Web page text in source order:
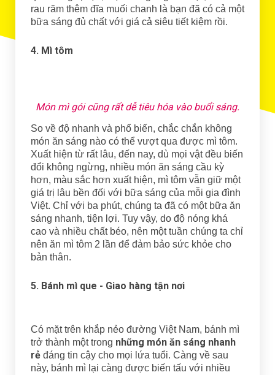
rau răm thêm đĩa muối chanh là bạn đã có cả một
bữa sáng đủ chất với giá cả siêu tiết kiệm rồi.
4. Mì tôm
Món mì gói cũng rất dễ tiêu hóa vào buổi sáng.
So về độ nhanh và phổ biến, chắc chắn không
món ăn sáng nào có thể vượt qua được mì tôm.
Xuất hiện từ rất lâu, đến nay, dù mọi vật đều biến
đổi không ngừng, nhiều món ăn sáng cầu kỳ
hơn, màu sắc hơn xuất hiện, mì tôm vẫn giữ một
giá trị lâu bền đối với bữa sáng của mỗi gia đình
Việt. Chỉ với ba phút, chúng ta đã có một bữa ăn
sáng nhanh, tiện lợi. Tuy vậy, do độ nóng khá
cao và nhiều chất béo, nên một tuần chúng ta chỉ
nên ăn mì tôm 2 lần để đảm bảo sức khỏe cho
bản thân.
5. Bánh mì que - Giao hàng tận nơi
Có mặt trên khắp nẻo đường Việt Nam, bánh mì
trở thành một trong những món ăn sáng nhanh
rẻ đáng tin cậy cho mọi lứa tuổi. Càng về sau
này, bánh mì lại càng được biến tấu với nhiều